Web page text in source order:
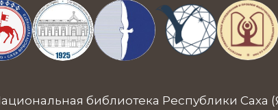
библиотека Республики Саха